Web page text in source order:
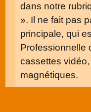
dans notre
». Il ne fait pas
principale, qui
Professionnelle
cassettes
magnétiques.